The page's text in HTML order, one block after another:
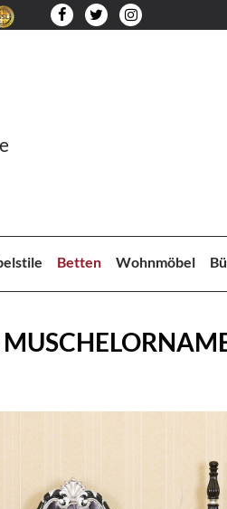
Betten Wohnmöbel